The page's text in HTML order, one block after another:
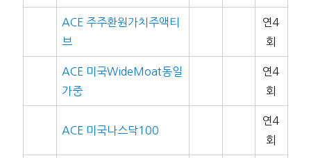
ACE 주주환원가치주액티
브
연4
회
ACE 미국WideMoat동일
가중
연4
회
ACE 미국나스닥100
연4
회